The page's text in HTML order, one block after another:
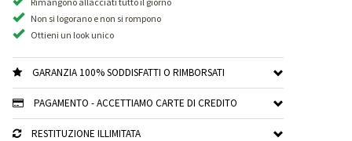
Non si logorano e non si rompono
Ottieni un look unico
GARANZIA 100% SODDISFATTI O RIMBORSATI
PAGAMENTO - ACCETTIAMO CARTE DI CREDITO
RESTITUZIONE ILLIMITATA